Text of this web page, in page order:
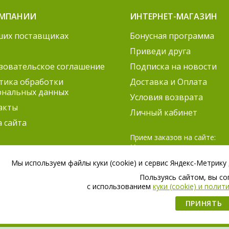
поставщиках
соглашение
обработки
данных
сайта
ИНТЕРНЕТ-МАГАЗИН
Бонусная программа
Приведи друга
Подписка на новости
Доставка и Оплата
Условия возврата
Личный кабинет
Прием заказов на сайте:
Круглосуточно
Согласование заказов:
ПН-ПТ 9:00 – 21:00
СБ 9:00 – 18:00
Мы используем файлы куки (cookie) и сервис Яндекс-
Пользуясь сайтом, вы
c использованием куки (cookie) и
ПРИНЯТЬ